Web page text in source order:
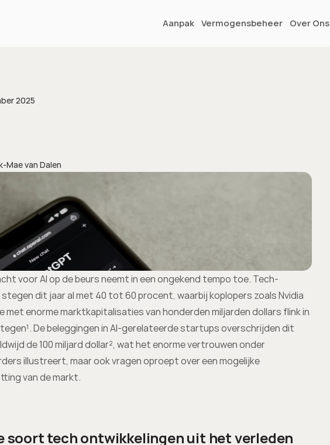
Aanpak Vermogensbeheer Over Ons
2025
-Mae van Dalen
voor AI op de beurs neemt in een ongekend tempo toe. Tech-
stegen dit jaar al met 40 tot 60 procent, waarbij koplopers zoals Nvidia
met enorme marktkapitalisaties van honderden miljarden dollars flink in
De beleggingen in AI-gerelateerde startups overschrijden dit
de 100 miljard dollar², wat het enorme vertrouwen onder
illustreert, maar ook vragen oproept over een mogelijke
van de markt.
soort tech ontwikkelingen uit het verleden